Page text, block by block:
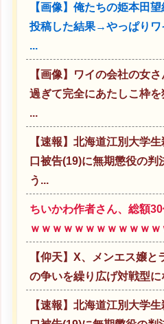
【画像】俺たちの姫本田
投稿した結果→やっぱりワ
...
【画像】ワイの会社の女
過ぎて完全にあたしこ枠
...
【速報】北海道江別大学
口被告(19)に無期懲役の
う...
ちいかわ作者さん、総額
ｗｗｗｗｗｗｗｗｗｗｗ
【仰天】X、メンエス嬢
の争いを繰り広げ対戦型
【速報】北海道江別大学